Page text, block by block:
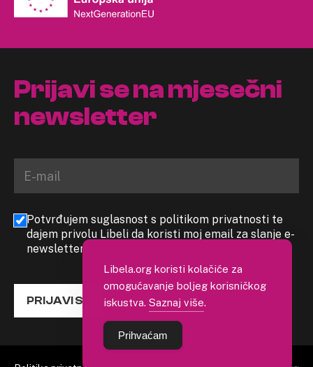
Prijavi se na mjesečni
newsletter
Potvrđujem suglasnost s politikom privatnosti te
dajem privolu Libeli da koristi moj email za slanje e-
newslettera
PRIJAVI SE
Libela.org koristi kolačiće za
omogućavanje boljeg korisničkog
iskustva. Saznaj više.
Prihvaćam